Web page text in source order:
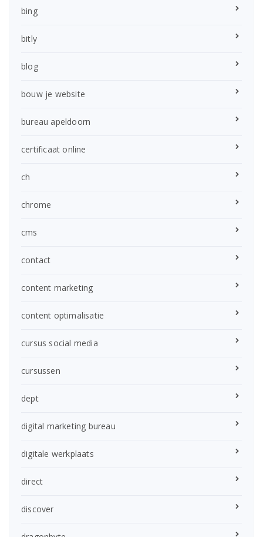
bing
bitly
blog
bouw je website
bureau apeldoorn
certificaat online
ch
chrome
cms
contact
content marketing
content optimalisatie
cursus social media
cursussen
dept
digital marketing bureau
digitale werkplaats
direct
discover